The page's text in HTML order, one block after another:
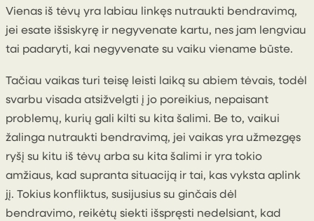
Vienas iš tėvų yra labiau linkęs nutraukti bendravimą,
jei esate išsiskyrę ir negyvenate kartu, nes jam lengviau
tai padaryti, kai negyvenate su vaiku viename būste.
Tačiau vaikas turi teisę leisti laiką su abiem tėvais, todėl
svarbu visada atsižvelgti į jo poreikius, nepaisant
problemų, kurių gali kilti su kita šalimi. Be to, vaikui
žalinga nutraukti bendravimą, jei vaikas yra užmezgęs
ryšį su kitu iš tėvų arba su kita šalimi ir yra tokio
amžiaus, kad supranta situaciją ir tai, kas vyksta aplink
jį. Tokius konfliktus, susijusius su ginčais dėl
bendravimo, reikėtų siekti išspręsti nedelsiant, kad